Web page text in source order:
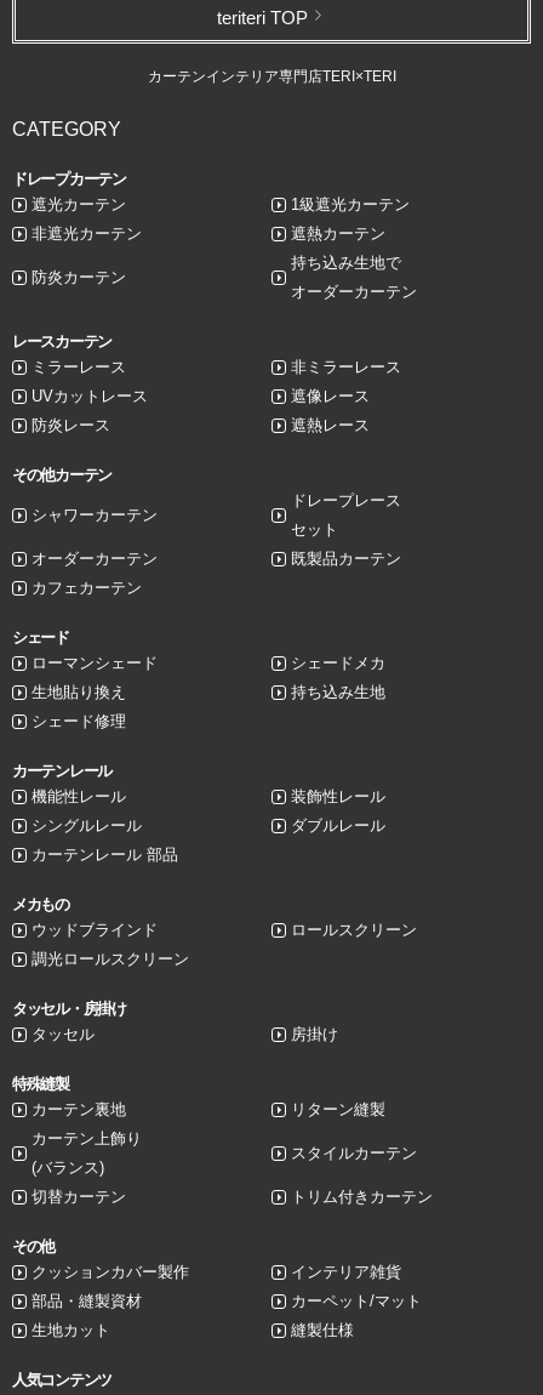
teriteri TOP
カーテンインテリア専門店TERI×TERI
CATEGORY
ドレープカーテン
遮光カーテン
1級遮光カーテン
非遮光カーテン
遮熱カーテン
防炎カーテン
持ち込み生地で
オーダーカーテン
レースカーテン
ミラーレース
非ミラーレース
UVカットレース
遮像レース
防炎レース
遮熱レース
その他カーテン
シャワーカーテン
ドレープレース
セット
オーダーカーテン
既製品カーテン
カフェカーテン
シェード
ローマンシェード
シェードメカ
生地貼り換え
持ち込み生地
シェード修理
カーテンレール
機能性レール
装飾性レール
シングルレール
ダブルレール
カーテンレール 部品
メカもの
ウッドブラインド
ロールスクリーン
調光ロールスクリーン
タッセル・房掛け
タッセル
房掛け
特殊縫製
カーテン裏地
リターン縫製
カーテン上飾り
(バランス)
スタイルカーテン
切替カーテン トリム付きカーテン
その他
クッションカバー製作
インテリア雑貨
部品・縫製資材
カーペット/マット
生地カット
縫製仕様
人気コンテンツ